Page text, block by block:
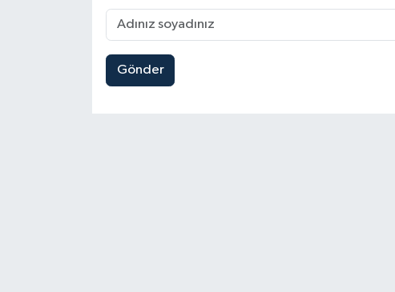
Gönder